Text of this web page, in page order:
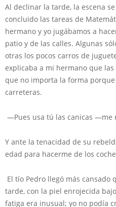
Al declinar la tarde, la escena
concluido las tareas de
hermano y yo jugábamos a
patio y de las calles. Algunas
otras los pocos carros de
explicaba a mi hermano que
que no importa la forma
carreteras.
—Pues usa tú las canicas —me
Y ante la tenacidad de su
edad para hacerme de los
El tío Pedro llegó más cansado
tarde, con la piel enrojecida
fatiga era inusual; yo no podía